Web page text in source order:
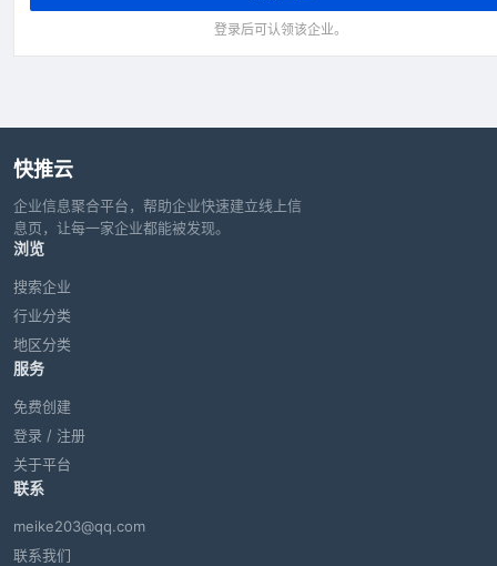
登录后可认领该企业。
快推云
企业信息聚合平台，帮助企业快速建立线上信
息页，让每一家企业都能被发现。
浏览
搜索企业
行业分类
地区分类
服务
免费创建
登录 / 注册
关于平台
联系
meike203@qq.com
联系我们